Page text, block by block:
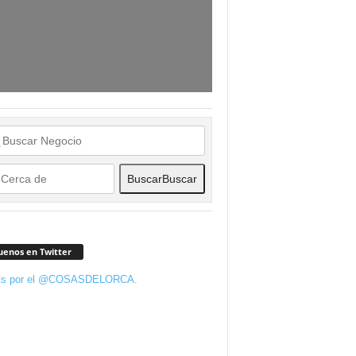
BuscarBuscar
en Twitter
por el @COSASDELORCA.